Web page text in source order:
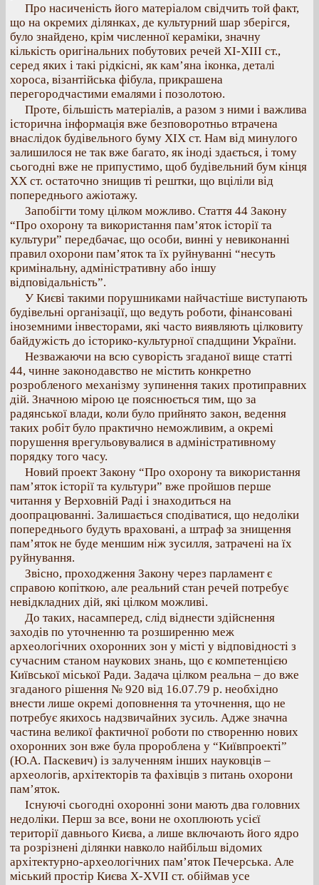
Про насиченість його матеріалом свідчить той факт,
що на окремих ділянках, де культурний шар зберігся,
було знайдено, крім численної кераміки, значну
кількість оригінальних побутових речей ХІ-ХІІІ ст.,
серед яких і такі рідкісні, як кам’яна іконка, деталі
хороса, візантійська фібула, прикрашена
перегородчастими емалями і позолотою.
Проте, більшість матеріалів, а разом з ними і важлива
історична інформація вже безповоротньо втрачена
внаслідок будівельного буму XIX ст. Нам від минулого
залишилося не так вже багато, як іноді здається, і тому
сьогодні вже не припустимо, щоб будівельний бум кінця
XX ст. остаточно знищив ті рештки, що вціліли від
попереднього ажіотажу.
Запобігти тому цілком можливо. Стаття 44 Закону
“Про охорону та використання пам’яток історії та
культури” передбачає, що особи, винні у невиконанні
правил охорони пам’яток та їх руйнуванні “несуть
кримінальну, адміністративну або іншу
відповідальність”.
У Києві такими порушниками найчастіше виступають
будівельні організації, що ведуть роботи, фінансовані
іноземними інвесторами, які часто виявляють цілковиту
байдужість до історико-культурної спадщини України.
Незважаючи на всю суворість згаданої вище статті
44, чинне законодавство не містить конкретно
розробленого механізму зупинення таких протиправних
дій. Значною мірою це пояснюється тим, що за
радянської влади, коли було прийнято закон, ведення
таких робіт було практично неможливим, а окремі
порушення врегульовувалися в адміністративному
порядку того часу.
Новий проект Закону “Про охорону та використання
пам’яток історії та культури” вже пройшов перше
читання у Верховній Раді і знаходиться на
доопрацюванні. Залишається сподіватися, що недоліки
попереднього будуть враховані, а штраф за знищення
пам’яток не буде меншим ніж зусилля, затрачені на їх
руйнування.
Звісно, проходження Закону через парламент є
справою копіткою, але реальний стан речей потребує
невідкладних дій, які цілком можливі.
До таких, насамперед, слід віднести здійснення
заходів по уточненню та розширенню меж
археологічних охоронних зон у місті у відповідності з
сучасним станом наукових знань, що є компетенцією
Київської міської Ради. Задача цілком реальна – до вже
згаданого рішення № 920 від 16.07.79 р. необхідно
внести лише окремі доповнення та уточнення, що не
потребує якихось надзвичайних зусиль. Адже значна
частина великої фактичної роботи по створенню нових
охоронних зон вже була пророблена у “Київпроекті”
(Ю.А. Паскевич) із залученням інших науковців –
археологів, архітекторів та фахівців з питань охорони
пам’яток.
Існуючі сьогодні охоронні зони мають два головних
недоліки. Перш за все, вони не охоплюють усієї
території давнього Києва, а лише включають його ядро
та розрізнені ділянки навколо найбільш відомих
архітектурно-археологічних пам’яток Печерська. Але
міський простір Києва Х-ХVІІ ст. обіймав усе